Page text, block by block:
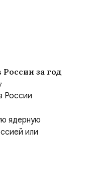
за год
России